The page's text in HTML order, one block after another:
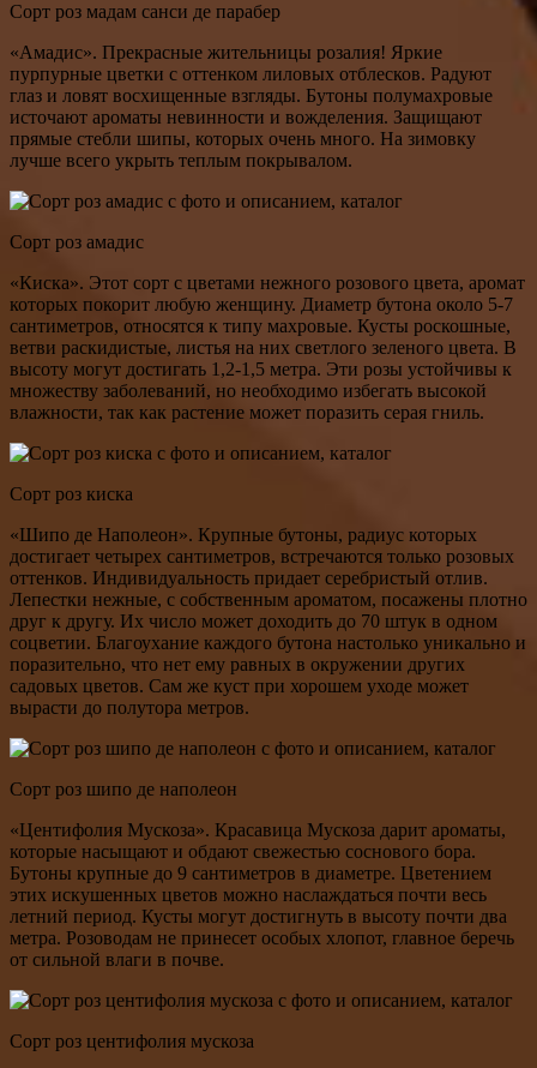
Сорт роз мадам санси де парабер
«Амадис». Прекрасные жительницы розалия! Яркие
пурпурные цветки с оттенком лиловых отблесков. Радуют
глаз и ловят восхищенные взгляды. Бутоны полумахровые
источают ароматы невинности и вожделения. Защищают
прямые стебли шипы, которых очень много. На зимовку
лучше всего укрыть теплым покрывалом.
Сорт роз амадис
«Киска». Этот сорт с цветами нежного розового цвета, аромат
которых покорит любую женщину. Диаметр бутона около 5-7
сантиметров, относятся к типу махровые. Кусты роскошные,
ветви раскидистые, листья на них светлого зеленого цвета. В
высоту могут достигать 1,2-1,5 метра. Эти розы устойчивы к
множеству заболеваний, но необходимо избегать высокой
влажности, так как растение может поразить серая гниль.
Сорт роз киска
«Шипо де Наполеон». Крупные бутоны, радиус которых
достигает четырех сантиметров, встречаются только розовых
оттенков. Индивидуальность придает серебристый отлив.
Лепестки нежные, с собственным ароматом, посажены плотно
друг к другу. Их число может доходить до 70 штук в одном
соцветии. Благоухание каждого бутона настолько уникально и
поразительно, что нет ему равных в окружении других
садовых цветов. Сам же куст при хорошем уходе может
вырасти до полутора метров.
Сорт роз шипо де наполеон
«Центифолия Мускоза». Красавица Мускоза дарит ароматы,
которые насыщают и обдают свежестью соснового бора.
Бутоны крупные до 9 сантиметров в диаметре. Цветением
этих искушенных цветов можно наслаждаться почти весь
летний период. Кусты могут достигнуть в высоту почти два
метра. Розоводам не принесет особых хлопот, главное беречь
от сильной влаги в почве.
Сорт роз центифолия мускоза